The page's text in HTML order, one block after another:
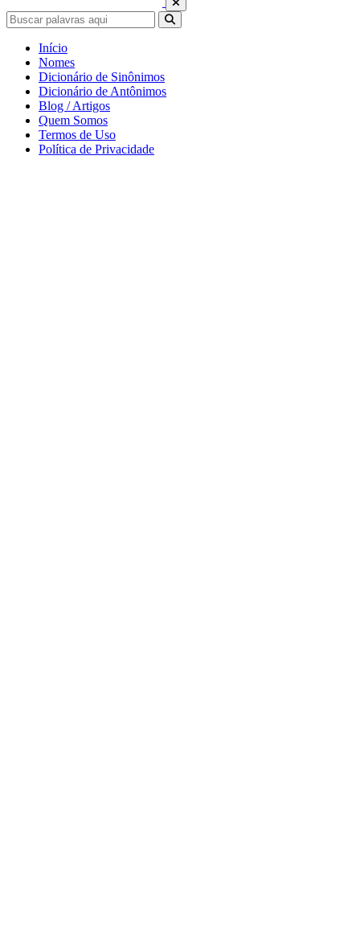
Início
Nomes
Dicionário de Sinônimos
Dicionário de Antônimos
Blog / Artigos
Quem Somos
Termos de Uso
Política de Privacidade